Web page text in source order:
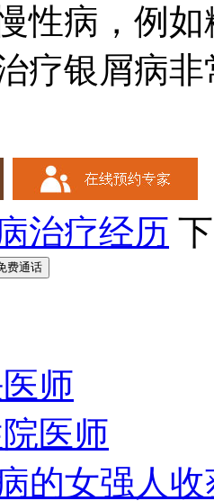
性病，例
疗银屑病
治疗经历
师
医师
的女强人